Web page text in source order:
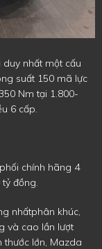
nhất một cấu
suất 150 mã lực
Nm tại 1.800-
6 cấp.
chính hãng 4
đồng.
nhấtphân khúc,
và cao lần lượt
thước lớn, Mazda